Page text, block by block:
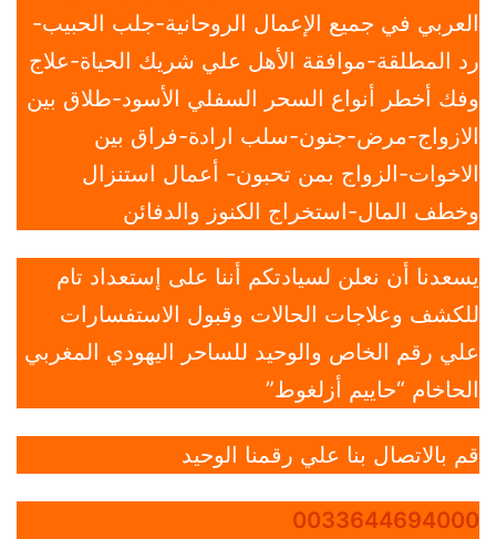
العربي في جميع الإعمال الروحانية-جلب الحبيب-
رد المطلقة-موافقة الأهل علي شريك الحياة-علاج
وفك أخطر أنواع السحر السفلي الأسود-طلاق بين
الازواج-مرض-جنون-سلب ارادة-فراق بين
الاخوات-الزواج بمن تحبون- أعمال استنزال
وخطف المال-استخراج الكنوز والدفائن
يسعدنا أن نعلن لسيادتكم أننا على إستعداد تام
للكشف وعلاجات الحالات وقبول الاستفسارات
علي رقم الخاص والوحيد للساحر اليهودي المغربي
الحاخام “حاييم أزلغوط”
قم بالاتصال بنا علي رقمنا الوحيد
0033644694000